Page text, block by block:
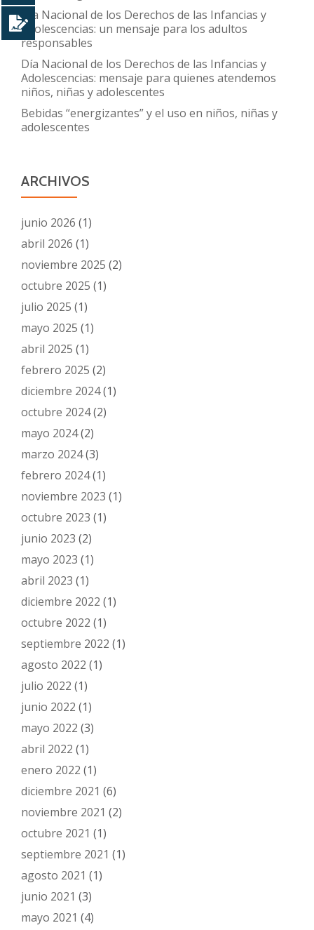
Día Nacional de los Derechos de las Infancias y
Adolescencias: un mensaje para los adultos
responsables
Día Nacional de los Derechos de las Infancias y
Adolescencias: mensaje para quienes atendemos
niños, niñas y adolescentes
Bebidas “energizantes” y el uso en niños, niñas y
adolescentes
ARCHIVOS
junio 2026 (1)
abril 2026 (1)
noviembre 2025 (2)
octubre 2025 (1)
julio 2025 (1)
mayo 2025 (1)
abril 2025 (1)
febrero 2025 (2)
diciembre 2024(1)
octubre 2024(2)
mayo 2024(2)
marzo 2024(3)
febrero 2024(1)
noviembre 2023 (1)
octubre 2023 (1)
junio 2023 (2)
mayo 2023 (1)
abril 2023 (1)
diciembre 2022 (1)
octubre 2022 (1)
septiembre 2022 (1)
agosto 2022 (1)
julio 2022 (1)
junio 2022 (1)
mayo 2022 (3)
abril 2022 (1)
enero 2022 (1)
diciembre 2021 (6)
noviembre 2021 (2)
octubre 2021 (1)
septiembre 2021 (1)
agosto 2021 (1)
junio 2021 (3)
mayo 2021 (4)